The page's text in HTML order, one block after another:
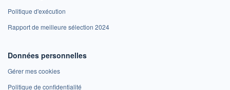
Politique d'exécution
Rapport de meilleure sélection 2024
Données personnelles
Gérer mes cookies
Politique de confidentialité